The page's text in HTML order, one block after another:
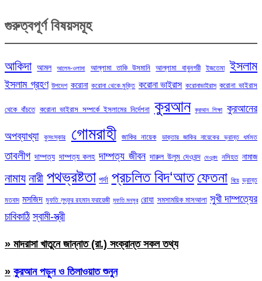
গুরুত্বপূর্ণ বিষয়সমূহ
আকিদা আমল আলেম-ওলামা আল্লামা তাকি উসমানি আল্লামা বাবুনগরী ইজতেমা ইসলাম
ইসলাম গ্রহণ উপদেশ করোনা করোনা থেকে মুক্তি করোনা ভাইরাস করোনাভাইরাস করোনা ভাইরাস
থেকে বাঁচতে করোনা ভাইরাস সম্পর্কে ইসলামের নির্দেশনা কুরআন কুরআন শিক্ষা কুরআনের
অপব্যাখ্যা কুসংস্কার গোমরাহী জাকির নায়েক ডাক্তার জাকির নায়েকের ভ্রান্ত ধর্মমত
তাবলীগ দাম্পত্য দাম্পত্য কলহ দাম্পত্য জীবন দারুল উলুম দেওবন্দ দেওবন্দ নসিহত নামাজ
নামায নারী পথভ্রষ্টতা পর্দা প্রচলিত বিদ‘আত ফেতনা বিয়ে ভ্রান্ত
মতবাদ মসজিদ মুফতি লুৎফুর রহমান ফরায়েজী মুফতি মনসুর রোযা সমসাময়িক মাসআলা সুখী দাম্পত্যের
চাবিকাঠি স্বামী-স্ত্রী
» মাদরাসা খাতুনে জান্নাত (রা.) সংক্রান্ত সকল তথ্য
» কুরআন পড়ুন ও তিলাওয়াত শুনুন